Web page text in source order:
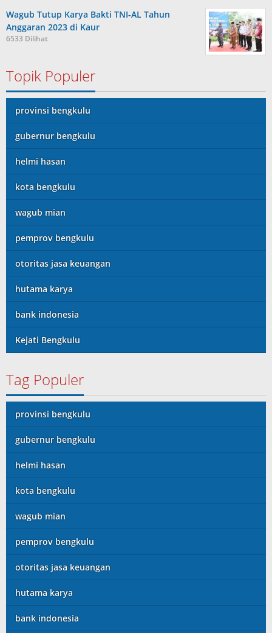
Wagub Tutup Karya Bakti TNI-AL Tahun
Anggaran 2023 di Kaur
6533 Dilihat
Topik Populer
provinsi bengkulu
gubernur bengkulu
helmi hasan
kota bengkulu
wagub mian
pemprov bengkulu
otoritas jasa keuangan
hutama karya
bank indonesia
Kejati Bengkulu
Tag Populer
provinsi bengkulu
gubernur bengkulu
helmi hasan
kota bengkulu
wagub mian
pemprov bengkulu
otoritas jasa keuangan
hutama karya
bank indonesia